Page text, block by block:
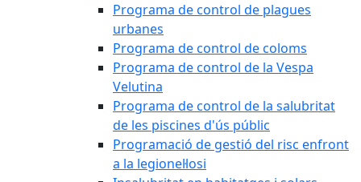
Programa de control de plagues
urbanes
Programa de control de coloms
Programa de control de la Vespa
Velutina
Programa de control de la salubritat
de les piscines d'ús públic
Programació de gestió del risc enfront
a la legionel·losi